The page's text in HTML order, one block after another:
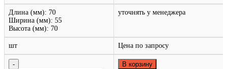
Длина (мм): 70
Ширина (мм): 55
Высота (мм): 70
уточнять у менеджера
шт Цена по запросу
В корзину